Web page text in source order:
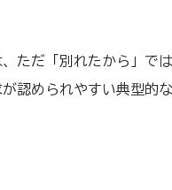
ただ「別れたから」で
認められやすい典型的